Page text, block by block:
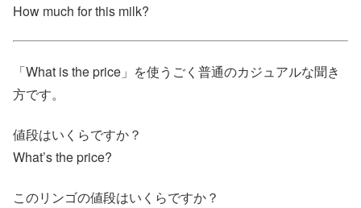
How much for this milk?
「What is the price」を使うごく普通のカジュアルな聞き
方です。
値段はいくらですか？
What’s the price?
このリンゴの値段はいくらですか？